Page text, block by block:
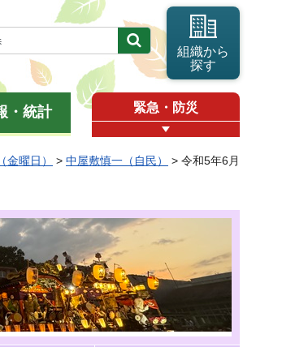
組織から
探す
・統計 緊急・防災
金曜日） > 中屋敷慎一（自民）
> 令和5年6月